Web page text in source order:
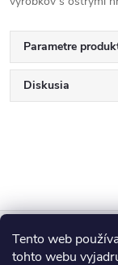
Tento web
tohto webu
Parametre
Diskusia
ZBlog